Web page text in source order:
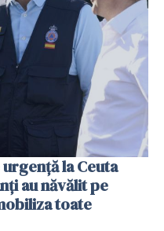
la Ceuta
au năvălit pe
toate